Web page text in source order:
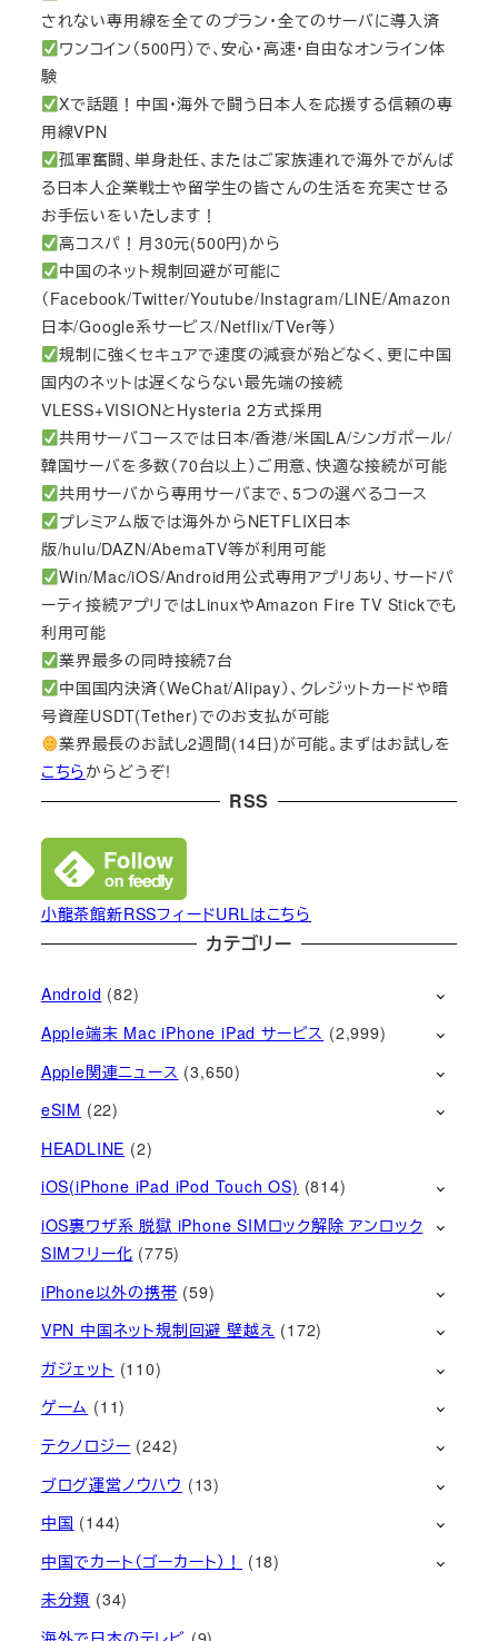
されない専用線を全てのプラン・全てのサーバに導入済
ワンコイン（500円）で、安心・高速・自由なオンライン体
験
Xで話題！中国・海外で闘う日本人を応援する信頼の専
用線VPN
孤軍奮闘、単身赴任、またはご家族連れで海外でがんば
る日本人企業戦士や留学生の皆さんの生活を充実させる
お手伝いをいたします！
高コスパ！月30元(500円)から
中国のネット規制回避が可能に
（Facebook/Twitter/Youtube/Instagram/LINE/Amazon
日本/Google系サービス/Netflix/TVer等）
規制に強くセキュアで速度の減衰が殆どなく、更に中国
国内のネットは遅くならない最先端の接続
VLESS+VISIONとHysteria 2方式採用
共用サーバコースでは日本/香港/米国LA/シンガポール/
韓国サーバを多数（70台以上）ご用意、快適な接続が可能
共用サーバから専用サーバまで、5つの選べるコース
プレミアム版では海外からNETFLIX日本
版/hulu/DAZN/AbemaTV等が利用可能
Win/Mac/iOS/Android用公式専用アプリあり、サードパ
ーティ接続アプリではLinuxやAmazon Fire TV Stickでも
利用可能
業界最多の同時接続7台
中国国内決済（WeChat/Alipay）、クレジットカードや暗
号資産USDT(Tether)でのお支払が可能
業界最長のお試し2週間(14日)が可能。まずはお試しを
こちらからどうぞ!
RSS
小龍茶館新RSSフィードURLはこちら
カテゴリー
Android (82)
Apple端末 Mac iPhone iPad サービス (2,999)
Apple関連ニュース (3,650)
eSIM (22)
HEADLINE (2)
iOS(iPhone iPad iPod Touch OS) (814)
iOS裏ワザ系 脱獄 iPhone SIMロック解除 アンロック
SIMフリー化 (775)
iPhone以外の携帯 (59)
VPN 中国ネット規制回避 壁越え (172)
ガジェット (110)
ゲーム (11)
テクノロジー (242)
ブログ運営ノウハウ (13)
中国 (144)
中国でカート（ゴーカート）！
(18)
未分類 (34)